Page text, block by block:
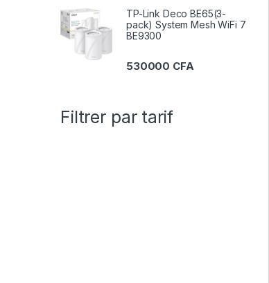
TP-Link Deco BE65(3-
pack) System Mesh WiFi 7
BE9300
530000 CFA
Filtrer par tarif